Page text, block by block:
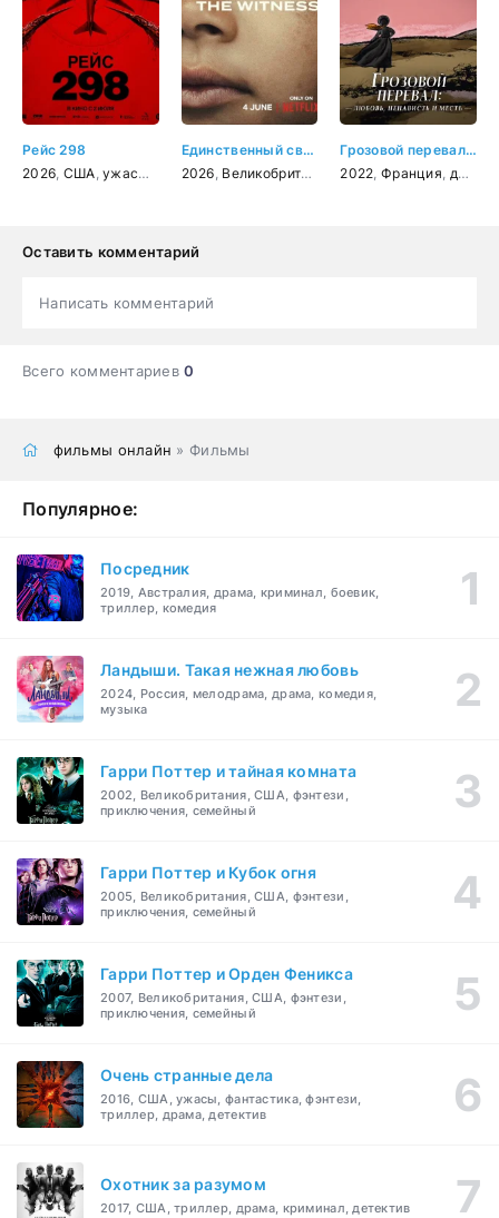
Рейс 298
2026 США ,ужасы фантастика
Единственный свидетель
2026 Великобритания США, драма,криминал
Грозовой перевал: любовь, ненависть и месть
2022 Франция документальный
Оставить комментарий
Написать комментарий
Всего комментариев0
фильмы онлайн » Фильмы
Популярное:
Посредник
2019, Австралия, драма, криминал, боевик,
триллер, комедия
Ландыши. Такая нежная любовь
2024, Россия, мелодрама, драма, комедия,
музыка
Гарри Поттер и тайная комната
2002, Великобритания, США, фэнтези,
приключения, семейный
Гарри Поттер и Кубок огня
2005, Великобритания, США, фэнтези,
приключения, семейный
Гарри Поттер и Орден Феникса
2007, Великобритания, США, фэнтези,
приключения, семейный
Очень странные дела
2016, США, ужасы, фантастика, фэнтези,
триллер, драма, детектив
Охотник за разумом
2017, США, триллер, драма, криминал, детектив